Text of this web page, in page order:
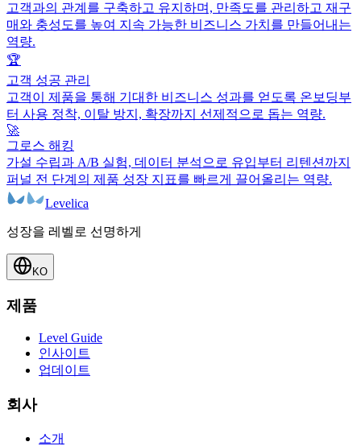
고객과의 관계를 구축하고 유지하며, 만족도를 관리하고 재구
매와 충성도를 높여 지속 가능한 비즈니스 가치를 만들어내는
역량.
🏆
고객 성공 관리
고객이 제품을 통해 기대한 비즈니스 성과를 얻도록 온보딩부
터 사용 정착, 이탈 방지, 확장까지 선제적으로 돕는 역량.
🚀
그로스 해킹
가설 수립과 A/B 실험, 데이터 분석으로 유입부터 리텐션까지
퍼널 전 단계의 제품 성장 지표를 빠르게 끌어올리는 역량.
Levelica
성장을 레벨로 선명하게
KO
제품
Level Guide
인사이트
업데이트
회사
소개